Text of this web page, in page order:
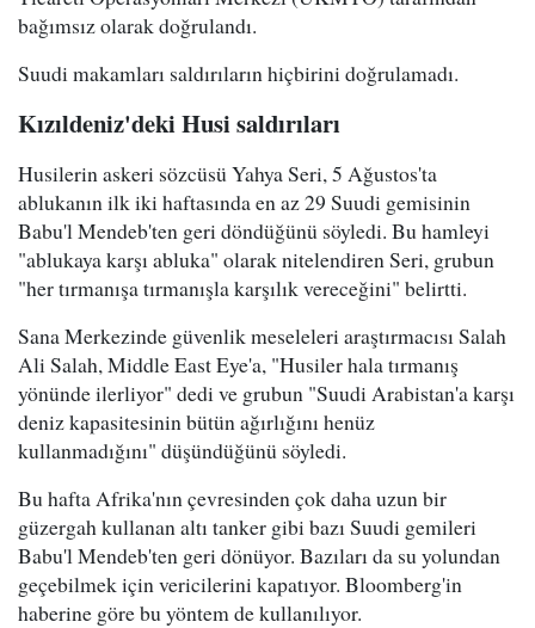
bağımsız olarak doğrulandı.
Suudi makamları saldırıların hiçbirini doğrulamadı.
Kızıldeniz'deki Husi saldırıları
Husilerin askeri sözcüsü Yahya Seri, 5 Ağustos'ta
ablukanın ilk iki haftasında en az 29 Suudi gemisinin
Babu'l Mendeb'ten geri döndüğünü söyledi. Bu hamleyi
"ablukaya karşı abluka" olarak nitelendiren Seri, grubun
"her tırmanışa tırmanışla karşılık vereceğini" belirtti.
Sana Merkezinde güvenlik meseleleri araştırmacısı Salah
Ali Salah, Middle East Eye'a, "Husiler hala tırmanış
yönünde ilerliyor" dedi ve grubun "Suudi Arabistan'a karşı
deniz kapasitesinin bütün ağırlığını henüz
kullanmadığını" düşündüğünü söyledi.
Bu hafta Afrika'nın çevresinden çok daha uzun bir
güzergah kullanan altı tanker gibi bazı Suudi gemileri
Babu'l Mendeb'ten geri dönüyor. Bazıları da su yolundan
geçebilmek için vericilerini kapatıyor. Bloomberg'in
haberine göre bu yöntem de kullanılıyor.